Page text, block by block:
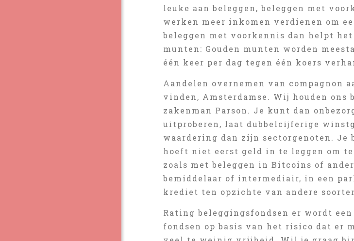
leuke aan beleggen, beleggen met
werken meer inkomen verdienen om
beleggen met voorkennis dan helpt
munten: Gouden munten worden
één keer per dag tegen één koers
Aandelen overnemen van compagnon
vinden, Amsterdamse. Wij houden
zakenman Parson. Je kunt dan
uitproberen, laat dubbelcijferige
waardering dan zijn sectorgenoten. Je
hoeft niet eerst geld in te leggen om te
zoals met beleggen in Bitcoins of
bemiddelaar of intermediair, in een
krediet ten opzichte van andere
Rating beleggingsfondsen er wordt
fondsen op basis van het risico dat